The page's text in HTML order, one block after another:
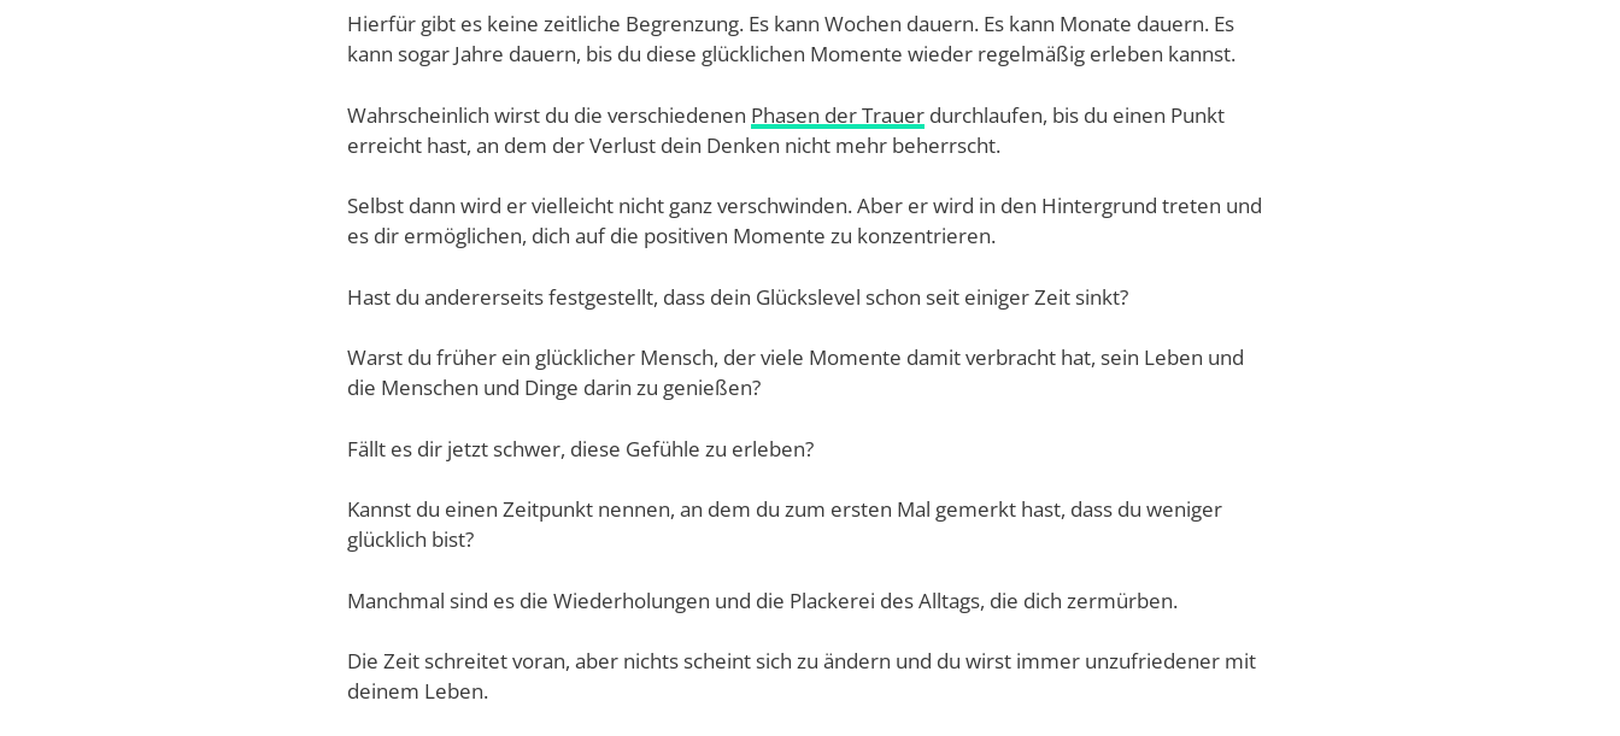
Hierfür gibt es keine zeitliche Begrenzung. Es kann Wochen dauern. Es kann Monate dauern. Es
kann sogar Jahre dauern, bis du diese glücklichen Momente wieder regelmäßig erleben kannst.
Wahrscheinlich wirst du die verschiedenen Phasen der Trauer durchlaufen, bis du einen Punkt
erreicht hast, an dem der Verlust dein Denken nicht mehr beherrscht.
Selbst dann wird er vielleicht nicht ganz verschwinden. Aber er wird in den Hintergrund treten und
es dir ermöglichen, dich auf die positiven Momente zu konzentrieren.
Hast du andererseits festgestellt, dass dein Glückslevel schon seit einiger Zeit sinkt?
Warst du früher ein glücklicher Mensch, der viele Momente damit verbracht hat, sein Leben und
die Menschen und Dinge darin zu genießen?
Fällt es dir jetzt schwer, diese Gefühle zu erleben?
Kannst du einen Zeitpunkt nennen, an dem du zum ersten Mal gemerkt hast, dass du weniger
glücklich bist?
Manchmal sind es die Wiederholungen und die Plackerei des Alltags, die dich zermürben.
Die Zeit schreitet voran, aber nichts scheint sich zu ändern und du wirst immer unzufriedener mit
deinem Leben.